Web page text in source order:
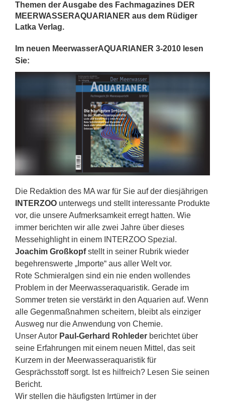
Themen der Ausgabe des Fachmagazines DER
MEERWASSERAQUARIANER aus dem Rüdiger
Latka Verlag.
Im neuen MeerwasserAQUARIANER 3-2010 lesen
Sie:
Die Redaktion des MA war für Sie auf der diesjährigen
INTERZOO unterwegs und stellt interessante Produkte
vor, die unsere Aufmerksamkeit erregt hatten. Wie
immer berichten wir alle zwei Jahre über dieses
Messehighlight in einem INTERZOO Spezial.
Joachim Großkopfstellt in seiner Rubrik wieder
begehrenswerte „Importe“ aus aller Welt vor.
Rote Schmieralgen sind ein nie enden wollendes
Problem in der Meerwasseraquaristik. Gerade im
Sommer treten sie verstärkt in den Aquarien auf. Wenn
alle Gegenmaßnahmen scheitern, bleibt als einziger
Ausweg nur die Anwendung von Chemie.
Unser Autor Paul-Gerhard Rohleder berichtet über
seine Erfahrungen mit einem neuen Mittel, das seit
Kurzem in der Meerwasseraquaristik für
Gesprächsstoff sorgt. Ist es hilfreich? Lesen Sie seinen
Bericht.
Wir stellen die häufigsten Irrtümer in der